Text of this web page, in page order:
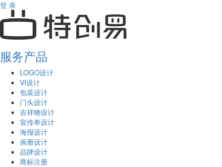
登 录
服务产品
LOGO设计
VI设计
包装设计
门头设计
吉祥物设计
宣传单设计
海报设计
画册设计
品牌设计
商标注册